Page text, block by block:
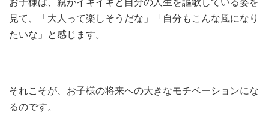
見て、「大人って楽しそうだな」「自分もこんな風になり
たいな」と感じます。
それこそが、お子様の将来への大きなモチベーションにな
るのです。